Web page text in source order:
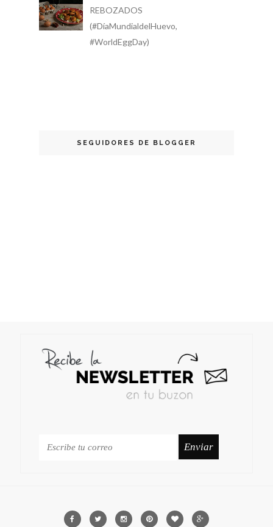
REBOZADOS
(#DíaMundialdelHuevo,
#WorldEggDay)
SEGUIDORES DE BLOGGER